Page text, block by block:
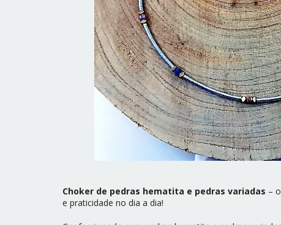
Choker de pedras hematita e pedras variadas –
e praticidade no dia a dia!